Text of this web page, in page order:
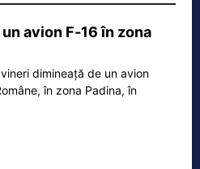
avion F‑16 în zona
dimineață de un avion
în zona Padina, în